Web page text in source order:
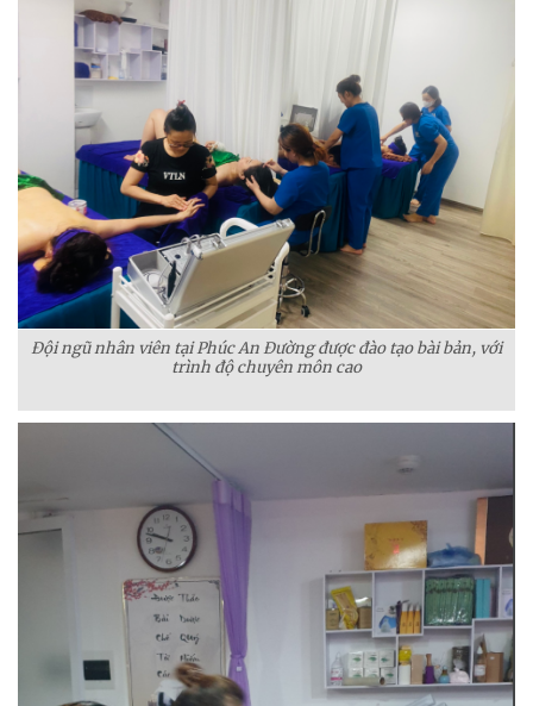
Đội ngũ nhân viên tại Phúc An Đường được đào tạo bài bản, với
trình độ chuyên môn cao